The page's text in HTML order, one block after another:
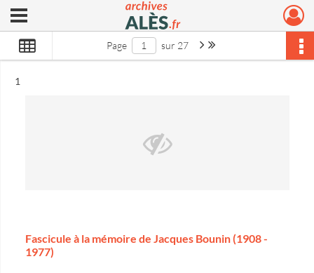
Archives municipales d'Alès
Ouvrir le menu déroulant
Page sur 27 Page suivante : 1/27
Résultat n°
1
Fascicule à la mémoire de Jacques Bounin (1908 -
1977)